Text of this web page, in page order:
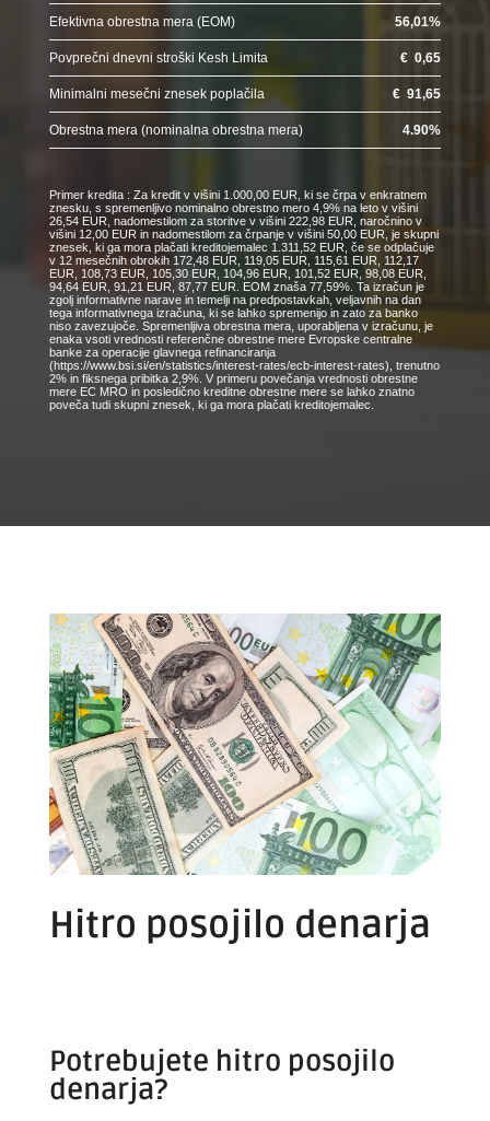
Efektivna obrestna mera (EOM) 56,01%
Povprečni dnevni stroški Kesh Limita €0,65
Minimalni mesečni znesek poplačila €91,65
Obrestna mera (nominalna obrestna mera) 4.90%
Primer kredita : Za kredit v višini 1.000,00 EUR, ki se črpa v enkratnem
znesku, s spremenljivo nominalno obrestno mero 4,9% na leto v višini
26,54 EUR, nadomestilom za storitve v višini 222,98 EUR, naročnino v
višini 12,00 EUR in nadomestilom za črpanje v višini 50,00 EUR, je skupni
znesek, ki ga mora plačati kreditojemalec 1.311,52 EUR, če se odplačuje
v 12 mesečnih obrokih 172,48 EUR, 119,05 EUR, 115,61 EUR, 112,17
EUR, 108,73 EUR, 105,30 EUR, 104,96 EUR, 101,52 EUR, 98,08 EUR,
94,64 EUR, 91,21 EUR, 87,77 EUR. EOM znaša 77,59%. Ta izračun je
zgolj informativne narave in temelji na predpostavkah, veljavnih na dan
tega informativnega izračuna, ki se lahko spremenijo in zato za banko
niso zavezujoče. Spremenljiva obrestna mera, uporabljena v izračunu, je
enaka vsoti vrednosti referenčne obrestne mere Evropske centralne
banke za operacije glavnega refinanciranja
(https://www.bsi.si/en/statistics/interest-rates/ecb-interest-rates), trenutno
2% in fiksnega pribitka 2,9%. V primeru povečanja vrednosti obrestne
mere EC MRO in posledično kreditne obrestne mere se lahko znatno
poveča tudi skupni znesek, ki ga mora plačati kreditojemalec.
Hitro posojilo denarja
Potrebujete hitro posojilo
denarja?